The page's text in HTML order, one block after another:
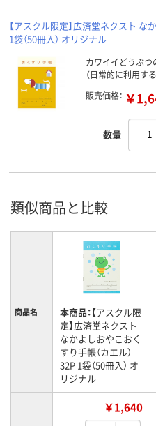
【アスクル限定】広済堂ネクスト な
1袋（50冊入） オリジナル
カワイイどうぶつ
（日常的に利用す
販売価格： ￥
数量
類似商品と比較
商品名 本商品：【アスクル限
定】広済堂ネクスト
なかよしおやこおく
すり手帳（カエル）
32P 1袋（50冊入） オ
リジナル
￥1,640